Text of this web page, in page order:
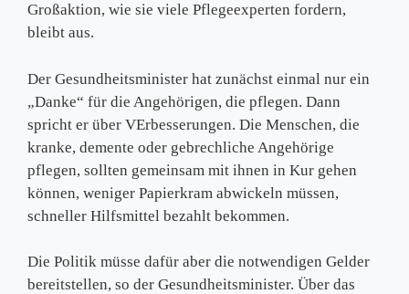
Großaktion, wie sie viele Pflegeexperten fordern,
bleibt aus.
Der Gesundheitsminister hat zunächst einmal nur ein
„Danke“ für die Angehörigen, die pflegen. Dann
spricht er über VErbesserungen. Die Menschen, die
kranke, demente oder gebrechliche Angehörige
pflegen, sollten gemeinsam mit ihnen in Kur gehen
können, weniger Papierkram abwickeln müssen,
schneller Hilfsmittel bezahlt bekommen.
Die Politik müsse dafür aber die notwendigen Gelder
bereitstellen, so der Gesundheitsminister. Über das